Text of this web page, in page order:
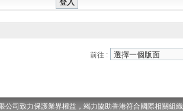
前往 :
公司致力保護業界權益，竭力協助香港符合國際相關組織